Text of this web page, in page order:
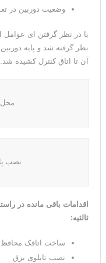
وضعیت دوربین در
با در نظر گرفتن ای عوامل
نظر گرفته شد و پایه
آن تا اتاق کنترل کشیده شد.
محل
نصب
اقدامات باقی مانده در
ثالثیه:
ساخت اتاقک محافظ
نصب تابلوی برق